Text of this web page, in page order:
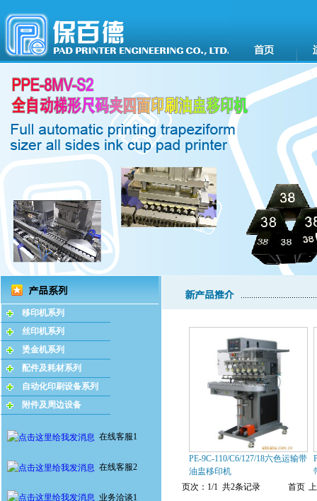
移印机系列
丝印机系列
烫金机系列
配件及耗材系列
自动化印刷设备系列
附件及周边设备
在线客服1
在线客服2
业务洽谈1
PE-9C-110/C6/127/18六色运输带
油盅移印机
页次：1/1 共2条记录
首页